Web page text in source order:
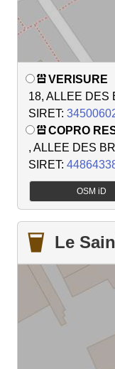
VERISURE
18, ALLEE DES
SIRET:
COPRO
, ALLEE DES
SIRET:
OSM iD
Le